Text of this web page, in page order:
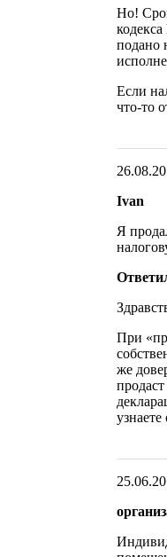
Но!
подано
Если
что-то
Ivan
Я
При
же